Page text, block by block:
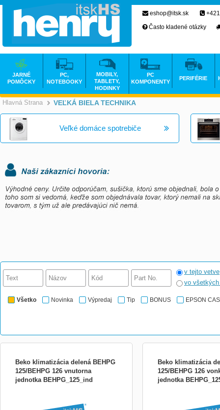
Hlavná Strana >
VEĽKÁ BIELA TECHNIKA
Veľké domáce spotrebiče
v tejto vetve
vo
Všetko Novinka Výpredaj Tip BONUS EPSON
Beko klimatizácia delená BEHPG
125/BEHPG 126 vnutorna
jednotka BEHPG_125_ind
Beko klimatizácia
125/BEHPG 126
jednotka
eshop@itsk.sk
Často kladené otázky
JARNÉ
POMÔCKY
PC,
NOTEBOOKY
MOBILY,
TABLETY,
HODINKY
PC
KOMPONENTY
PERIFÉRIE